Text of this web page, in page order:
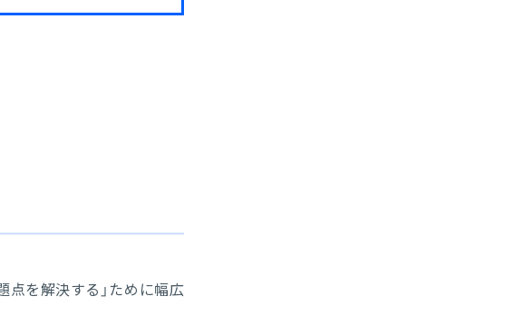
点を解決する」ために幅広